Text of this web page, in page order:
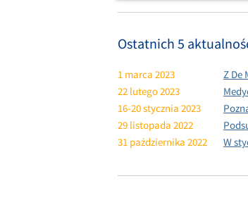
Ostatnich 5
1 marca 2023
Z De
22 lutego 2023
16-20 stycznia 2023
29 listopada 2022
31 października 2022
W